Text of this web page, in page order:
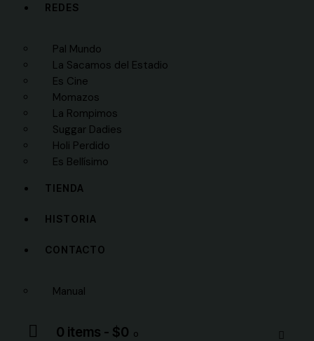
REDES
Pal Mundo
La Sacamos del Estadio
Es Cine
Momazos
La Rompimos
Suggar Dadies
Holi Perdido
Es Bellísimo
TIENDA
HISTORIA
CONTACTO
Manual
0 items - $0 0